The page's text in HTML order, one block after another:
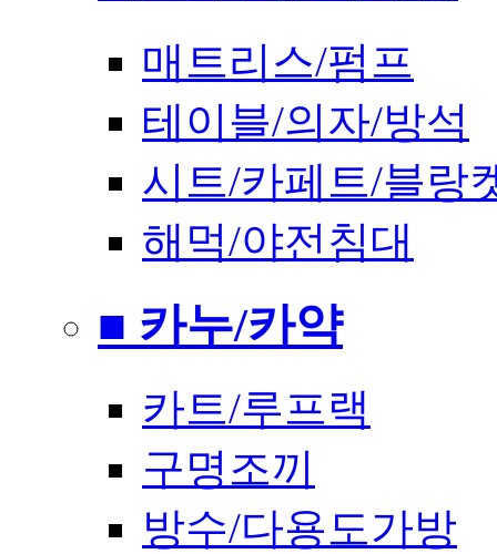
매트리스/펌프
테이블/의자/방석
시트/카페트/블랑
해먹/야전침대
■ 카누/카약
카트/루프랙
구명조끼
방수/다용도가방